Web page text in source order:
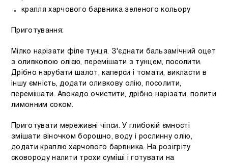
крапля харчового барвника зеленого кольору
Приготування:
Мілко нарізати філе тунця. З'єднати бальзамічний оцет
з оливковою олією, перемішати з тунцем, посолити.
Дрібно нарубати шалот, каперси і томати, викласти в
іншу ємність, додати оливкову олію, посолити,
перемішати. Авокадо очистити, дрібно нарізати, полити
лимонним соком.
Приготувати мереживні чіпси. У глибокій ємності
змішати віночком борошно, воду і рослинну олію,
додати краплю харчового барвника. На розігріту
сковороду налити трохи суміші і готувати на